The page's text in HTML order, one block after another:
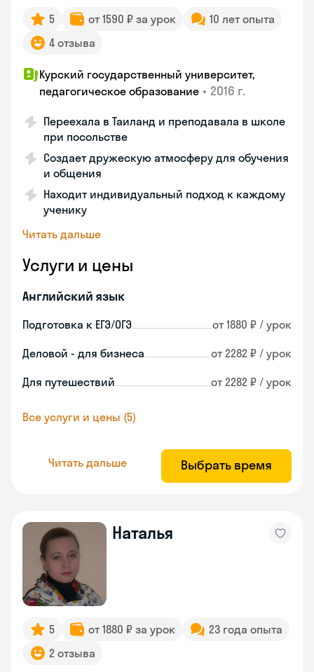
5 от 1590 ₽ за урок
10 лет опыта
4 отзыва
Курский государственный университет,
педагогическое образование • 2016 г.
Переехала в Таиланд и преподавала в школе
при посольстве
Создает дружескую атмосферу для обучения
и общения
Находит индивидуальный подход к каждому
ученику
Читать дальше
Услуги и цены
Английский язык
Подготовка к ЕГЭ/ОГЭ от 1880 ₽ / урок
Деловой - для бизнеса от 2282 ₽ / урок
Для путешествий от 2282 ₽ / урок
Все услуги и цены (5)
Читать дальше Выбрать время
Наталья
5 от 1880 ₽ за урок
23 года опыта
2 отзыва